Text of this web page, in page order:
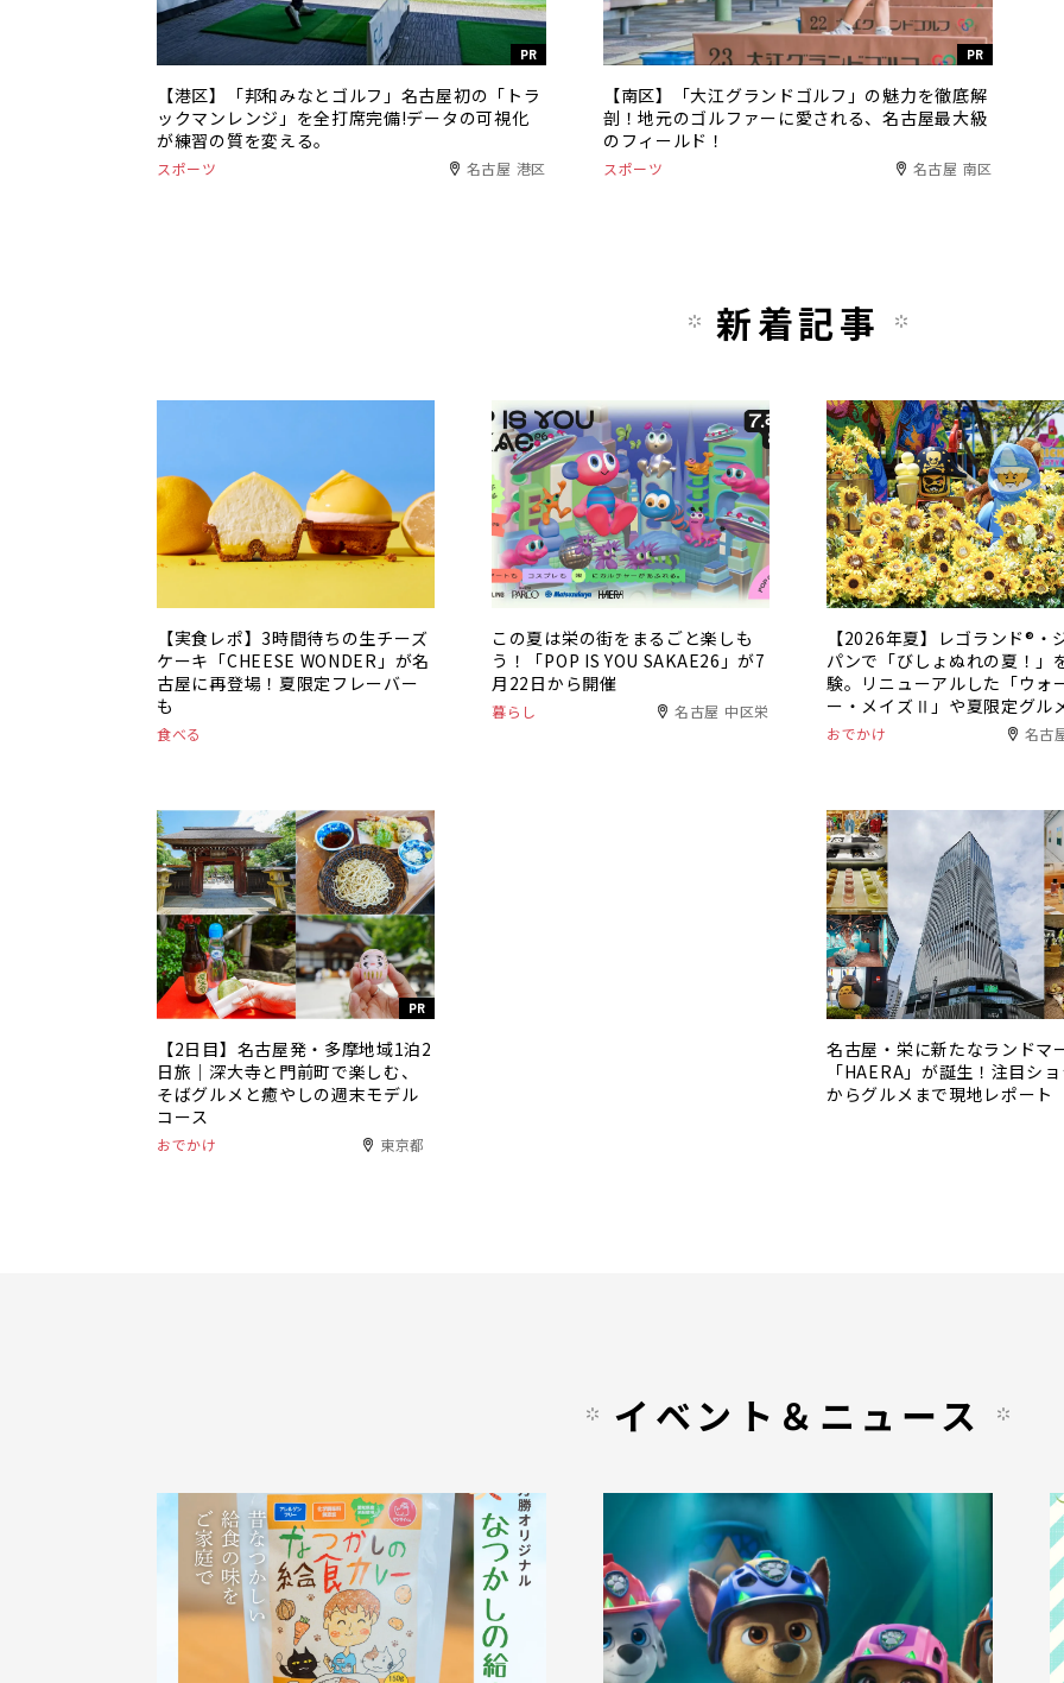
PR
【港区】「邦和みなとゴルフ」名古屋初の「トラ
ックマンレンジ」を全打席完備!データの可視化
が練習の質を変える。
スポーツ 名古屋 港区
PR
【南区】「大江グランドゴルフ」の魅力を徹底解
剖！地元のゴルファーに愛される、名古屋最大級
のフィールド！
スポーツ 名古屋 南区
新着記事
【実食レポ】3時間待ちの生チーズ
ケーキ「CHEESE WONDER」が名
古屋に再登場！夏限定フレーバー
も
食べる
この夏は栄の街をまるごと楽しも
う！「POP IS YOU SAKAE26」が7
月22日から開催
暮らし 名古屋 中区栄
【2026年夏】レゴランド®・
パンで「びしょぬれの夏！」
験。リニューアルした「ウォ
ー・メイズⅡ」や夏限定グル
登場
おでかけ 名古
PR
【2日目】名古屋発・多摩地域1泊2
日旅｜深大寺と門前町で楽しむ、
そばグルメと癒やしの週末モデル
コース
おでかけ 東京都
名古屋・栄に新たなランドマ
「HAERA」が誕生！注目シ
からグルメまで現地レポート
イベント＆ニュース